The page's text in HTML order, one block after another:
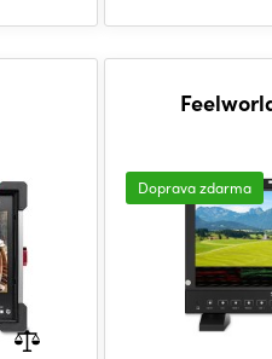
Doprava zdarma